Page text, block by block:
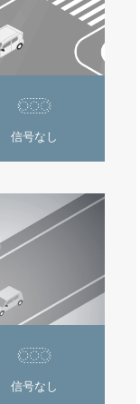
信号なし
信号なし